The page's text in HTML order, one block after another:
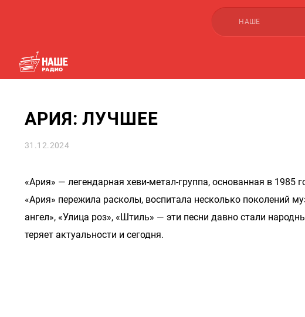
НАШЕ
АРИЯ: ЛУЧШЕЕ
31.12.2024
«Ария» — легендарная хеви-метал-группа, основанная в 1985
«Ария» пережила расколы, воспитала несколько поколений
ангел», «Улица роз», «Штиль» — эти песни давно стали
теряет актуальности и сегодня.